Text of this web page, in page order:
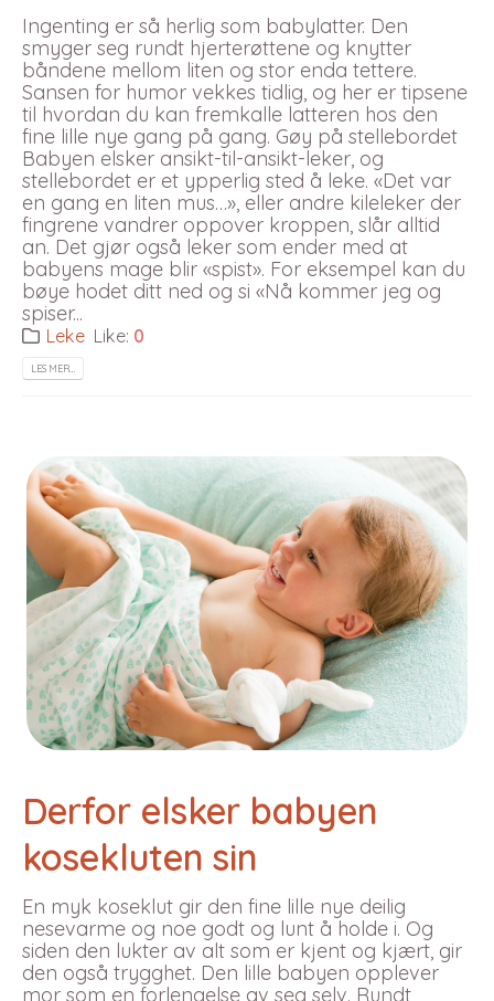
Ingenting er så herlig som babylatter. Den
smyger seg rundt hjerterøttene og knytter
båndene mellom liten og stor enda tettere.
Sansen for humor vekkes tidlig, og her er tipsene
til hvordan du kan fremkalle latteren hos den
fine lille nye gang på gang. Gøy på stellebordet
Babyen elsker ansikt-til-ansikt-leker, og
stellebordet er et ypperlig sted å leke. «Det var
en gang en liten mus…», eller andre kileleker der
fingrene vandrer oppover kroppen, slår alltid
an. Det gjør også leker som ender med at
babyens mage blir «spist». For eksempel kan du
bøye hodet ditt ned og si «Nå kommer jeg og
spiser...
Leke Like: 0
LES MER…
Derfor elsker babyen
kosekluten sin
En myk koseklut gir den fine lille nye deilig
nesevarme og noe godt og lunt å holde i. Og
siden den lukter av alt som er kjent og kjært, gir
den også trygghet. Den lille babyen opplever
mor som en forlengelse av seg selv. Rundt